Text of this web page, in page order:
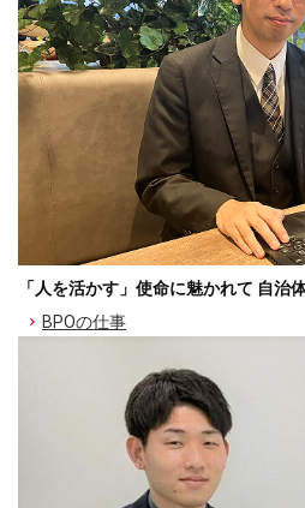
「人を活かす」使命に魅かれて 自治
BPOの仕事